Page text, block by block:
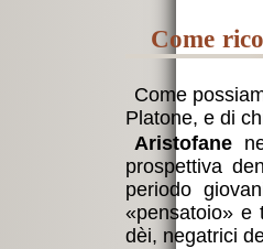
come
Come
Platone, e di
Aristofanene
prospettiva
periodo
pensatoio e
dèi, negatrici